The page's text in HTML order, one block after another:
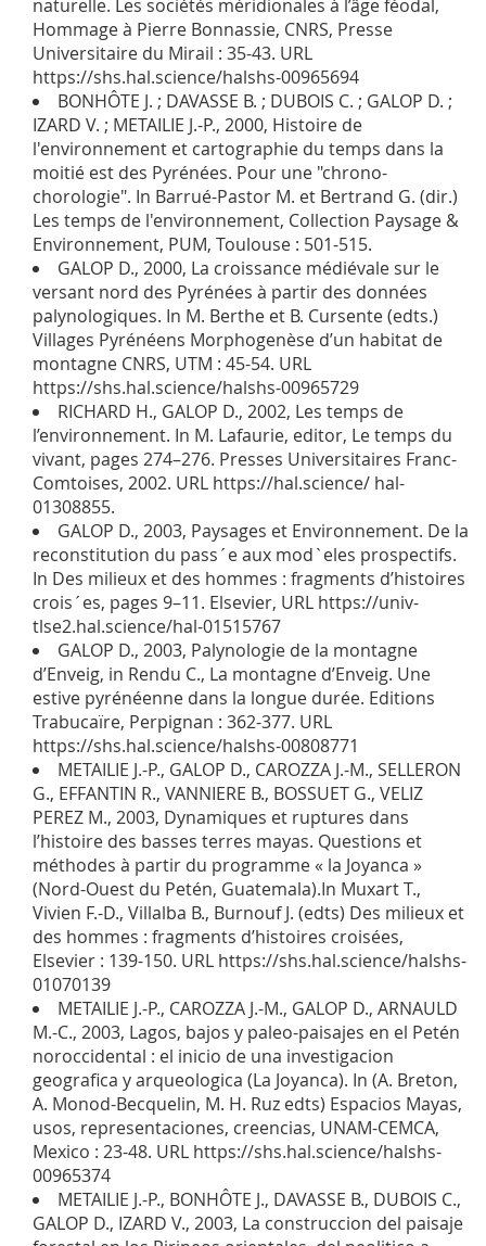
naturelle. Les sociétés méridionales à l’âge féodal,
Hommage à Pierre Bonnassie, CNRS, Presse
Universitaire du Mirail : 35-43. URL
https://shs.hal.science/halshs-00965694
BONHÔTE J. ; DAVASSE B. ; DUBOIS C. ; GALOP D. ;
IZARD V. ; METAILIE J.-P., 2000, Histoire de
l'environnement et cartographie du temps dans la
moitié est des Pyrénées. Pour une "chrono-
chorologie". In Barrué-Pastor M. et Bertrand G. (dir.)
Les temps de l'environnement, Collection Paysage &
Environnement, PUM, Toulouse : 501-515.
GALOP D., 2000, La croissance médiévale sur le
versant nord des Pyrénées à partir des données
palynologiques. In M. Berthe et B. Cursente (edts.)
Villages Pyrénéens Morphogenèse d’un habitat de
montagne CNRS, UTM : 45-54. URL
https://shs.hal.science/halshs-00965729
RICHARD H., GALOP D., 2002, Les temps de
l’environnement. In M. Lafaurie, editor, Le temps du
vivant, pages 274–276. Presses Universitaires Franc-
Comtoises, 2002. URL https://hal.science/ hal-
01308855.
GALOP D., 2003, Paysages et Environnement. De la
reconstitution du pass´e aux mod`eles prospectifs.
In Des milieux et des hommes : fragments d’histoires
crois´es, pages 9–11. Elsevier, URL https://univ-
tlse2.hal.science/hal-01515767
GALOP D., 2003, Palynologie de la montagne
d’Enveig, in Rendu C., La montagne d’Enveig. Une
estive pyrénéenne dans la longue durée. Editions
Trabucaïre, Perpignan : 362-377. URL
https://shs.hal.science/halshs-00808771
METAILIE J.-P., GALOP D., CAROZZA J.-M., SELLERON
G., EFFANTIN R., VANNIERE B., BOSSUET G., VELIZ
PEREZ M., 2003, Dynamiques et ruptures dans
l’histoire des basses terres mayas. Questions et
méthodes à partir du programme « la Joyanca »
(Nord-Ouest du Petén, Guatemala).In Muxart T.,
Vivien F.-D., Villalba B., Burnouf J. (edts) Des milieux et
des hommes : fragments d’histoires croisées,
Elsevier : 139-150. URL https://shs.hal.science/halshs-
01070139
METAILIE J.-P., CAROZZA J.-M., GALOP D., ARNAULD
M.-C., 2003, Lagos, bajos y paleo-paisajes en el Petén
noroccidental : el inicio de una investigacion
geografica y arqueologica (La Joyanca). In (A. Breton,
A. Monod-Becquelin, M. H. Ruz edts) Espacios Mayas,
usos, representaciones, creencias, UNAM-CEMCA,
Mexico : 23-48. URL https://shs.hal.science/halshs-
00965374
METAILIE J.-P., BONHÔTE J., DAVASSE B., DUBOIS C.,
GALOP D., IZARD V., 2003, La construccion del paisaje